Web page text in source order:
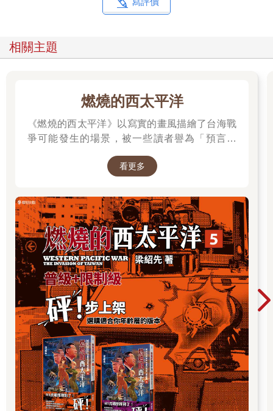
序，戒嚴主謀這一方不斷進行詭辯與煽動，對部分國民確實頗具
恣意的施行戒嚴與內亂行為，是無法掩蓋或扭曲的明確證據。即
便法院與檢方相繼出現前所未有的撤銷羈押決定與放棄即時抗
歷來只有兩次對總統有此類裁決：
「被請求人總統朴槿惠罷免」（二○一七年三月十日）
「被請求人總統尹錫悅罷免」（二○二五年四月四日）
要彈劾由國民選出、兼有行政權與國軍統帥權的現任總統的過程
極其艱難，但對於背叛國民信任、嚴重違反憲法與法律的總統，
統成績的「死當」。根據過往經驗，總統彈劾需耗費超過三個月
的時間，過程中需要突破重重關卡，在這期間國民也會分裂成不
同陣營，政治上的操弄更是層出不窮，政局也隨之動蕩不安。不
過，我認為積極推動彈劾案－審判過程的不是國會、政黨或憲法
法院，而是來自國民的判斷與能量。兩度彈劾總統也並非是韓國
政治失敗的表現，而是作為國家主權者「擁有悠久歷史與傳統的
韓國國民」，再次重申主權，充分發揮出守護憲法力量的結果。
本書是以我在戒嚴與彈劾的局勢中所上傳的文章，以及這段時間
的演講、對話為基礎集結而成。在宣布戒嚴後不到三十分鐘內，
我就在臉書（Facebook）上寫下第一篇文章，題目是〈總統破壞
憲法〉，文中強烈警告：總統宣布戒嚴已屬違法、非法的內亂罪
行，若國會決議解除戒嚴，總統必須遵守。之後，在局勢發展的
每個階段，也都持續在臉書撰寫文章，並從讀者的回應中獲得許
多學習。在緊張的時刻，我數度於國會討論會上擔任主持人，協
助討論進行；在市民的聚會中，也發表演說與進行對話；同時，
相關主題
燃燒的西太平洋
《燃燒的西太平洋》以寫實的畫風描繪了台海戰
爭可能發生的場景，被一些讀者譽為「預言之
品在CCC連載中。第五集為最新級數，買就抽作
看更多